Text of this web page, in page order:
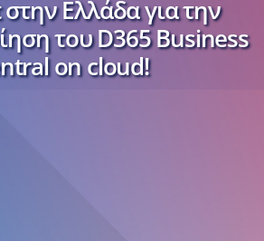
Ελλάδα για την
του D365 Business
on cloud!